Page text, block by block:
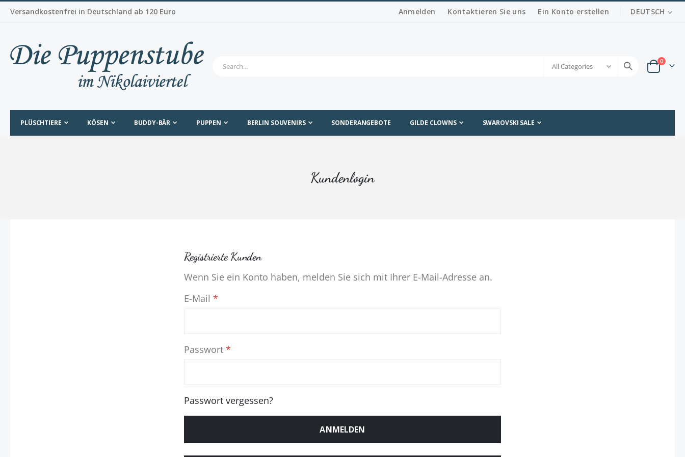
Versandkostenfrei in Deutschland ab 120 Euro Anmelden Kontaktieren Sie uns Ein Konto erstellen SPRACHE
DEUTSCH
0Artikel
PLÜSCHTIERE KÖSEN BUDDY-BÄR PUPPEN BERLIN SOUVENIRS SONDERANGEBOTE GILDE CLOWNS SWAROVSKI SALE
Kundenlogin
Registrierte Kunden
Wenn Sie ein Konto haben, melden Sie sich mit Ihrer E-Mail-Adresse an.
E-Mail
Passwort
Passwort vergessen?
ANMELDEN